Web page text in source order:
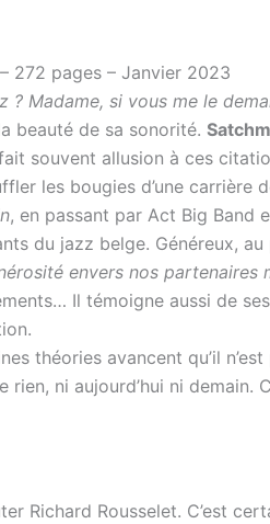
272 pages – Janvier 2023
? Madame, si vous me le
beauté de sa sonorité.
souvent allusion à ces
les bougies d’une
, en passant par Act Big Band
du jazz belge. Généreux,
envers nos partenaires
Il témoigne aussi de
théories avancent qu’il
rien, ni aujourd’hui ni
Richard Rousselet. C’est